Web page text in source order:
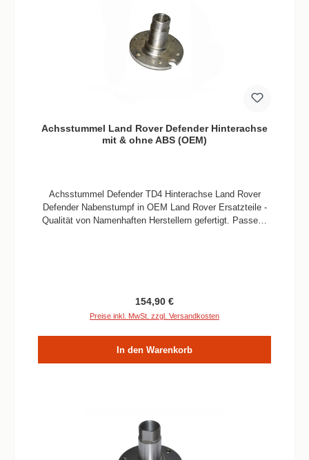
Achsstummel Land Rover Defender Hinterachse
mit & ohne ABS (OEM)
Achsstummel Defender TD4 Hinterachse Land Rover
Defender Nabenstumpf in OEM Land Rover Ersatzteile -
Qualität von Namenhaften Herstellern gefertigt. Passend
Regulärer Preis:
154,90 €
Preise inkl. MwSt. zzgl. Versandkosten
In den Warenkorb